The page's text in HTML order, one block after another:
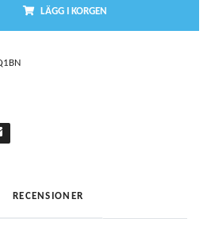
LÄGG I KORGEN
RECENSIONER